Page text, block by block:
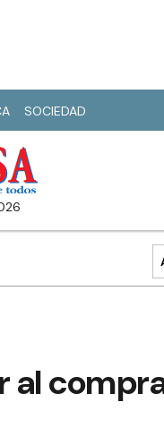
SOCIEDAD
al